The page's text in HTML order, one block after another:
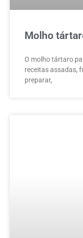
Molho
O molho tártaro
receitas assadas,
preparar,